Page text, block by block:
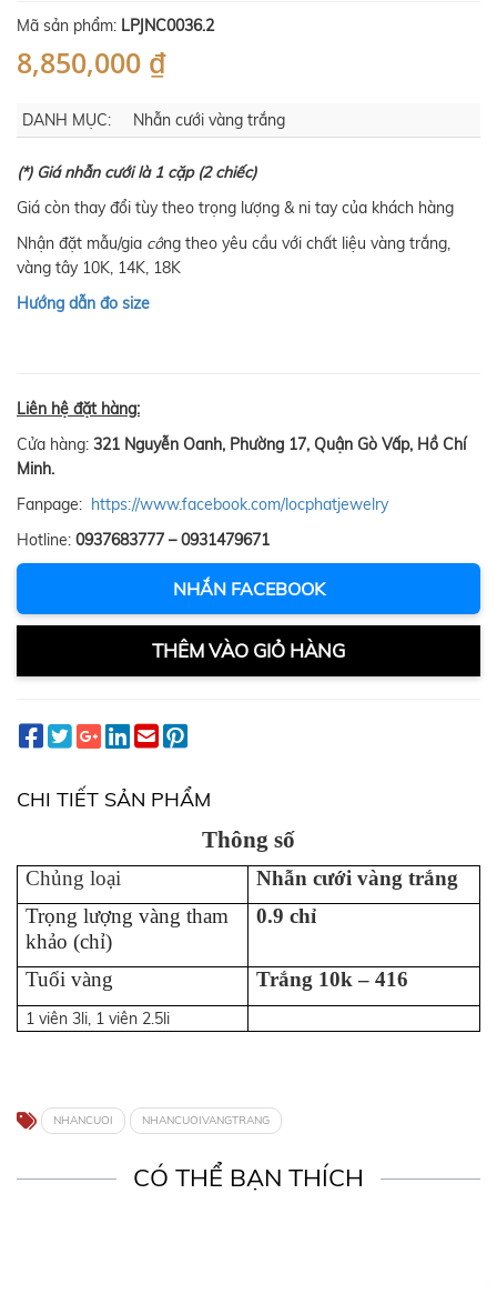
Mã sản phẩm: LPJNC0036.2
8,850,000 ₫
DANH MỤC: Nhẫn cưới vàng trắng
(*) Giá nhẫn cưới là 1 cặp (2 chiếc)
Giá còn thay đổi tùy theo trọng lượng & ni tay của khách hàng
Nhận đặt mẫu/gia công theo yêu cầu với chất liệu vàng trắng,
vàng tây 10K, 14K, 18K
Hướng dẫn đo size
Liên hệ đặt hàng:
Cửa hàng: 321 Nguyễn Oanh, Phường 17, Quận Gò Vấp, Hồ Chí
Minh.
Fanpage: https://www.facebook.com/locphatjewelry
Hotline: 0937683777 – 0931479671
NHẮN FACEBOOK
THÊM VÀO GIỎ HÀNG
CHI TIẾT SẢN PHẨM
Thông số
Chủng loại
Nhẫn cưới vàng trắng
Trọng lượng vàng tham
khảo (chỉ)
0.9 chỉ
Tuổi vàng Trắng 10k – 416
1 viên 3li, 1 viên 2.5li
NHANCUOI NHANCUOIVANGTRANG
CÓ THỂ BẠN THÍCH